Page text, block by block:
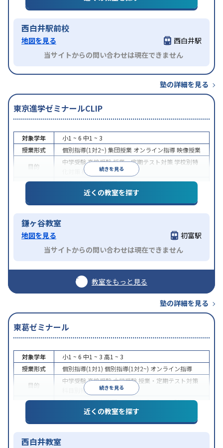
西白井駅前校
地図を見る
西白井駅
当サイトからの問い合わせは現在できません
塾の詳細を見る
東京進学ゼミナールCLIP
続きを見る
対象学年 小1 ~ 6 中1 ~ 3
授業形式
個別指導(1対2~) 集団授業 オンライン指導映像授業
目的
中学受験高校受験授業・定期テスト対策 学校別特
科目別特化対策
授業の振替可能学習にPC・タブレットを利用オン
ライン対応近くの教室を探す
鎌ヶ谷教室
地図を見る
初富駅
当サイトからの問い合わせは現在できません
教室をもっと見る
塾の詳細を見る
東葛ゼミナール
続きを見る
対象学年 小1 ~ 6 中1 ~ 3 高1 ~ 3
授業形式
個別指導(1対1) 個別指導(1対2~) オンライン指導
目的
中学受験高校受験大学受験 授業・定期テスト対策
科目別特化対策
授業の振替可能学習にPC・タブレットを利用オン
ライン対応1科目から受講可能
近くの教室を探す
西白井教室